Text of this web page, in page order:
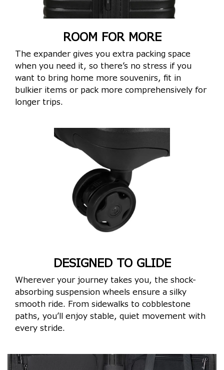
ROOM FOR MORE
The expander gives you extra packing space
when you need it, so there’s no stress if you
want to bring home more souvenirs, fit in
bulkier items or pack more comprehensively for
longer trips.
DESIGNED TO GLIDE
Wherever your journey takes you, the shock-
absorbing suspension wheels ensure a silky
smooth ride. From sidewalks to cobblestone
paths, you’ll enjoy stable, quiet movement with
every stride.